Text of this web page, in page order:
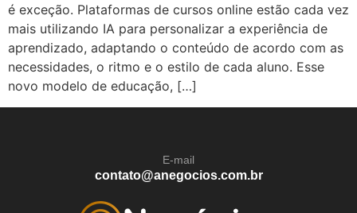
é exceção. Plataformas de cursos online estão cada vez
mais utilizando IA para personalizar a experiência de
aprendizado, adaptando o conteúdo de acordo com as
necessidades, o ritmo e o estilo de cada aluno. Esse
novo modelo de educação, […]
E-mail
contato@anegocios.com.br